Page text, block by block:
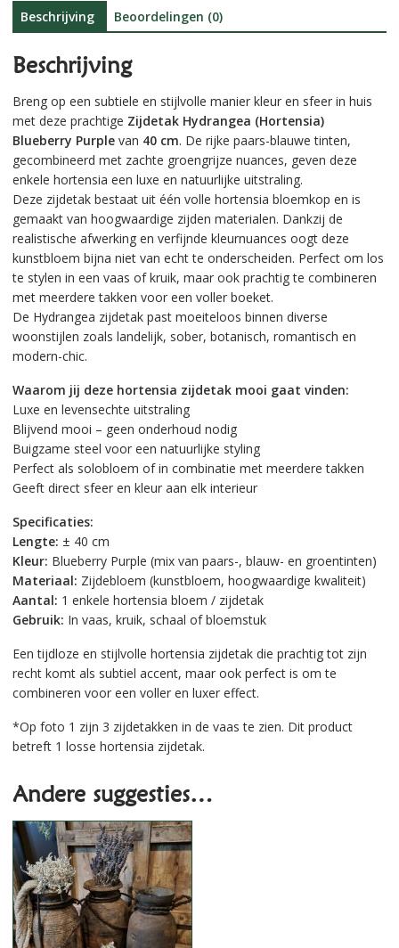
:
Beschrijving Beoordelingen (0)
Beschrijving
Breng op een subtiele en stijlvolle manier kleur en sfeer in huis
met deze prachtige Zijdetak Hydrangea (Hortensia)
Blueberry Purplevan 40 cm. De rijke paars-blauwe tinten,
gecombineerd met zachte groengrijze nuances, geven deze
enkele hortensia een luxe en natuurlijke uitstraling.
Deze zijdetak bestaat uit één volle hortensia bloemkop en is
gemaakt van hoogwaardige zijden materialen. Dankzij de
realistische afwerking en verfijnde kleurnuances oogt deze
kunstbloem bijna niet van echt te onderscheiden. Perfect om los
te stylen in een vaas of kruik, maar ook prachtig te combineren
met meerdere takken voor een voller boeket.
De Hydrangea zijdetak past moeiteloos binnen diverse
woonstijlen zoals landelijk, sober, botanisch, romantisch en
modern-chic.
Waarom jij deze hortensia zijdetak mooi gaat vinden:
Luxe en levensechte uitstraling
Blijvend mooi – geen onderhoud nodig
Buigzame steel voor een natuurlijke styling
Perfect als solobloem of in combinatie met meerdere takken
Geeft direct sfeer en kleur aan elk interieur
Specificaties:
Lengte: ± 40 cm
Kleur: Blueberry Purple (mix van paars-, blauw- en groentinten)
Materiaal: Zijdebloem (kunstbloem, hoogwaardige kwaliteit)
Aantal: 1 enkele hortensia bloem / zijdetak
Gebruik: In vaas, kruik, schaal of bloemstuk
Een tijdloze en stijlvolle hortensia zijdetak die prachtig tot zijn
recht komt als subtiel accent, maar ook perfect is om te
combineren voor een voller en luxer effect.
*Op foto 1 zijn 3 zijdetakken in de vaas te zien. Dit product
betreft 1 losse hortensia zijdetak.
Andere suggesties…